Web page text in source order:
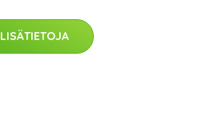
LISÄTIETOJA